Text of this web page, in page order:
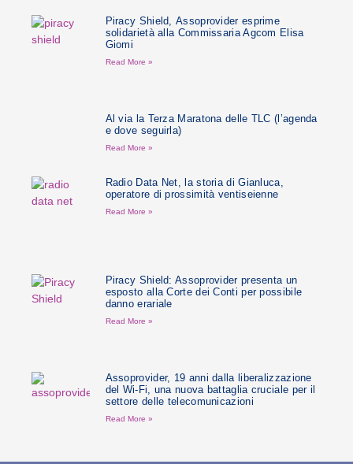
Piracy Shield, Assoprovider esprime
solidarietà alla Commissaria Agcom Elisa
Giomi
Read More »
Al via la Terza Maratona delle TLC (l’agenda
e dove seguirla)
Read More »
Radio Data Net, la storia di Gianluca,
operatore di prossimità ventiseienne
Read More »
Piracy Shield: Assoprovider presenta un
esposto alla Corte dei Conti per possibile
danno erariale
Read More »
Assoprovider, 19 anni dalla liberalizzazione
del Wi-Fi, una nuova battaglia cruciale per il
settore delle telecomunicazioni
Read More »